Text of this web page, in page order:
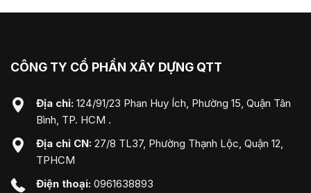
CÔNG TY CỔ PHẦN XÂY DỰNG QTT
Địa chỉ: 124/91/23 Phan Huy Ích, Phường 15, Quận Tân
Bình, TP. HCM .
Địa chỉ CN: 27/8 TL37, Phường Thạnh Lộc, Quận 12,
TPHCM
Điện thoại: 0961638893